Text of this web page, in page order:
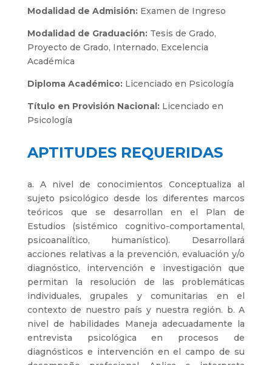
Modalidad de Admisión:Examen de Ingreso
Modalidad de Graduación: Tesis de Grado,
Proyecto de Grado, Internado, Excelencia
Académica
Diploma Académico: Licenciado en Psicología
Título en Provisión Nacional: Licenciado en
Psicología
APTITUDES REQUERIDAS
a. A nivel de conocimientos Conceptualiza al
sujeto psicológico desde los diferentes marcos
teóricos que se desarrollan en el Plan de
Estudios (sistémico cognitivo-comportamental,
psicoanalítico, humanístico). Desarrollará
acciones relativas a la prevención, evaluación y/o
diagnóstico, intervención e investigación que
permitan la resolución de las problemáticas
individuales, grupales y comunitarias en el
contexto de nuestro país y nuestra región. b. A
nivel de habilidades Maneja adecuadamente la
entrevista psicológica en procesos de
diagnósticos e intervención en el campo de su